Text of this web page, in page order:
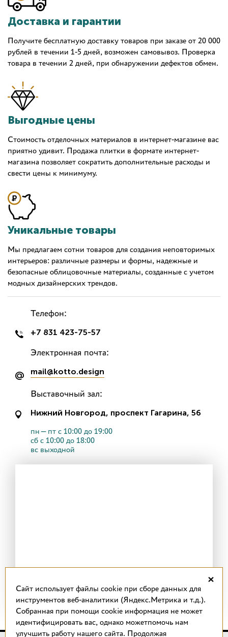
Доставка и гарантии
Получите бесплатную доставку товаров при заказе от 20 000
рублей в течении 1-5 дней, возможен самовывоз. Проверка
товара в течении 2 дней, при обнаружении дефектов обмен.
Выгодные цены
Стоимость отделочных материалов в интернет-магазине вас
приятно удивит. Продажа плитки в формате интернет-
магазина позволяет сократить дополнительные расходы и
свести цены к минимуму.
Уникальные товары
Мы предлагаем сотни товаров для создания неповторимых
интерьеров: различные размеры и формы, надежные и
безопасные облицовочные материалы, созданные с учетом
модных дизайнерских трендов.
Телефон:
+7 831 423-75-57
Электронная почта:
mail@kotto.design
Выставочный зал:
Нижний Новгород, проспект Гагарина, 56
пн—пт с 10:00 до 19:00
сб с 10:00 до 18:00
вс выходной
×
Cайт использует файлы cookie при сборе данных для
инструментов веб-аналитики (Яндекс.Метрика и т.д.).
Собранная при помощи cookie информация не может
идентифицировать вас, однако можетпомочь нам
улучшить работу нашего сайта. Продолжая